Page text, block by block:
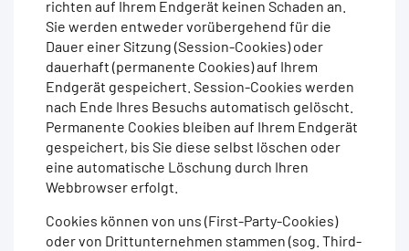
richten auf Ihrem Endgerät keinen Schaden an.
Sie werden entweder vorübergehend für die
Dauer einer Sitzung (Session-Cookies) oder
dauerhaft (permanente Cookies) auf Ihrem
Endgerät gespeichert. Session-Cookies werden
nach Ende Ihres Besuchs automatisch gelöscht.
Permanente Cookies bleiben auf Ihrem Endgerät
gespeichert, bis Sie diese selbst löschen oder
eine automatische Löschung durch Ihren
Webbrowser erfolgt.
Cookies können von uns (First-Party-Cookies)
oder von Drittunternehmen stammen (sog. Third-